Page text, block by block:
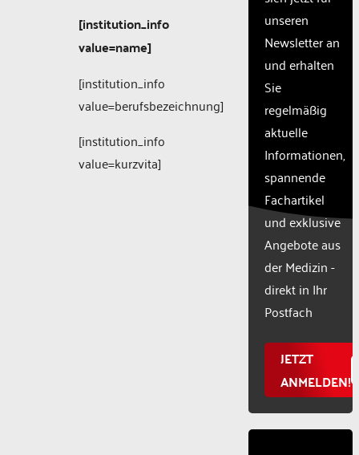
[institution_info
value=name]
[institution_info
value=berufsbezeichnung]
[institution_info
value=kurzvita]
setup
the
site
with
CMP
to add
content
to the
list of
used.
Powered
Consent
unseren
Newsletter an
und erhalten
Sie
regelmäßig
aktuelle
Informationen,
spannende
Fachartikel
und exklusive
Angebote aus
der Medizin -
direkt in Ihr
Postfach
JETZT
ANMELDEN!